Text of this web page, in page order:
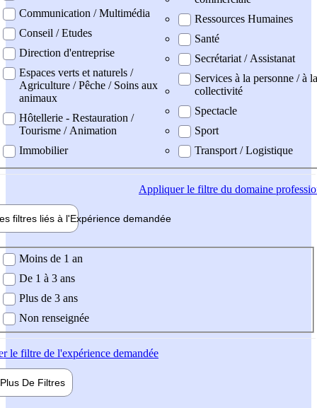
Communication / Multimédia
Conseil / Etudes
Direction d'entreprise
Espaces verts et naturels /
Agriculture / Pêche / Soins aux
animaux
Hôtellerie - Restauration /
Tourisme / Animation
Immobilier
Ressources Humaines
Santé
Secrétariat / Assistanat
Services à la personne / à la
collectivité
Spectacle
Sport
Transport / Logistique
Appliquerle filtre du domaine
filtres liés à l'Expérience demandée
demandée
Moins de 1 an
De 1 à 3 ans
Plus de 3 ans
Non renseignée
le filtre de l'expérience demandée
Plus De Filtres